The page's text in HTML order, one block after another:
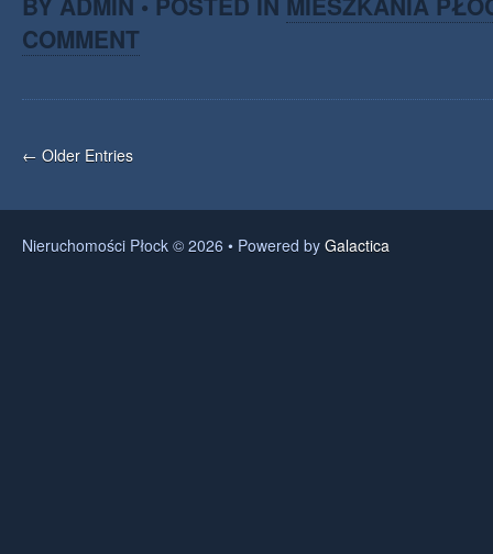
COMMENT
← Older Entries
Nieruchomości Płock © 2026 • Powered by Galactica